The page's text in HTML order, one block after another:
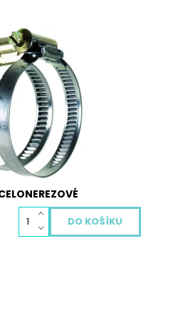
25mm, celonerezové
závitu s
zaručuje vysokou těsnící
nerezová ocel. Balení
spon.